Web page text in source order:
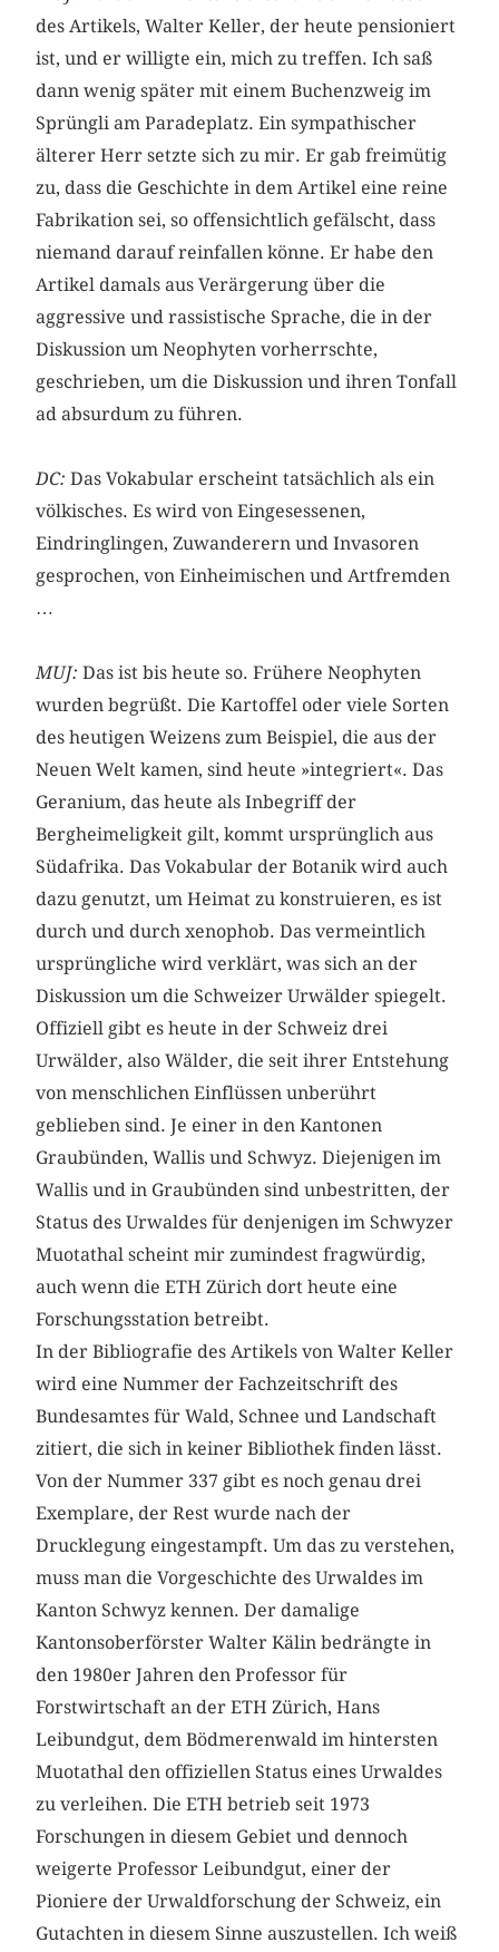
des Artikels, Walter Keller, der heute pensioniert
ist, und er willigte ein, mich zu treffen. Ich saß
dann wenig später mit einem Buchenzweig im
Sprüngli am Paradeplatz. Ein sympathischer
älterer Herr setzte sich zu mir. Er gab freimütig
zu, dass die Geschichte in dem Artikel eine reine
Fabrikation sei, so offensichtlich gefälscht, dass
niemand darauf reinfallen könne. Er habe den
Artikel damals aus Verärgerung über die
aggressive und rassistische Sprache, die in der
Diskussion um Neophyten vorherrschte,
geschrieben, um die Diskussion und ihren Tonfall
ad absurdum zu führen.
DC:Das Vokabular erscheint tatsächlich als ein
völkisches. Es wird von Eingesessenen,
Eindringlingen, Zuwanderern und Invasoren
gesprochen, von Einheimischen und Artfremden
…
MUJ: Das ist bis heute so. Frühere Neophyten
wurden begrüßt. Die Kartoffel oder viele Sorten
des heutigen Weizens zum Beispiel, die aus der
Neuen Welt kamen, sind heute »integriert«. Das
Geranium, das heute als Inbegriff der
Bergheimeligkeit gilt, kommt ursprünglich aus
Südafrika. Das Vokabular der Botanik wird auch
dazu genutzt, um Heimat zu konstruieren, es ist
durch und durch xenophob. Das vermeintlich
ursprüngliche wird verklärt, was sich an der
Diskussion um die Schweizer Urwälder spiegelt.
Offiziell gibt es heute in der Schweiz drei
Urwälder, also Wälder, die seit ihrer Entstehung
von menschlichen Einflüssen unberührt
geblieben sind. Je einer in den Kantonen
Graubünden, Wallis und Schwyz. Diejenigen im
Wallis und in Graubünden sind unbestritten, der
Status des Urwaldes für denjenigen im Schwyzer
Muotathal scheint mir zumindest fragwürdig,
auch wenn die ETH Zürich dort heute eine
Forschungsstation betreibt.
In der Bibliografie des Artikels von Walter Keller
wird eine Nummer der Fachzeitschrift des
Bundesamtes für Wald, Schnee und Landschaft
zitiert, die sich in keiner Bibliothek finden lässt.
Von der Nummer 337 gibt es noch genau drei
Exemplare, der Rest wurde nach der
Drucklegung eingestampft. Um das zu verstehen,
muss man die Vorgeschichte des Urwaldes im
Kanton Schwyz kennen. Der damalige
Kantonsoberförster Walter Kälin bedrängte in
den 1980er Jahren den Professor für
Forstwirtschaft an der ETH Zürich, Hans
Leibundgut, dem Bödmerenwald im hintersten
Muotathal den offiziellen Status eines Urwaldes
zu verleihen. Die ETH betrieb seit 1973
Forschungen in diesem Gebiet und dennoch
weigerte Professor Leibundgut, einer der
Pioniere der Urwaldforschung der Schweiz, ein
Gutachten in diesem Sinne auszustellen. Ich weiß